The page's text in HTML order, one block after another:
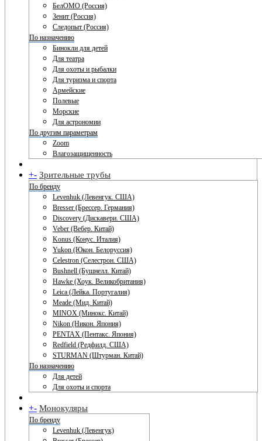
БелОМО (Россия)
Зенит (Россия)
Следопыт (Россия)
По назначению
Бинокли для детей
Для театра
Для охоты и рыбалки
Для туризма и спорта
Армейские
Полевые
Морские
Для астрономии
По другим параметрам
Zoom
Влагозащищенность
+- Зрительные трубы
По бренду
Levenhuk (Левенгук. США)
Bresser (Брессер. Германия)
Discovery (Дискавери. США)
Veber (Вебер. Китай)
Konus (Конус. Италия)
Yukon (Юкон. Белоруссия)
Celestron (Селестрон. США)
Bushnell (Бушнелл. Китай)
Hawke (Хоук. Великобритания)
Leica (Лейка. Португалия)
Meade (Мид. Китай)
MINOX (Минокс. Китай)
Nikon (Никон. Япония)
PENTAX (Пентакс. Япония)
Redfield (Редфилд. США)
STURMAN (Штурман. Китай)
По назначению
Для детей
Для охоты и спорта
+- Монокуляры
По бренду
Levenhuk (Левенгук)